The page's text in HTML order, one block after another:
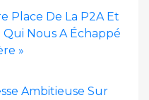
Place De La P2A Et
Nous A Échappé
»
Ambitieuse Sur